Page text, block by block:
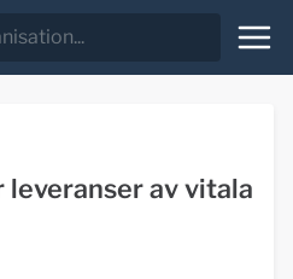
leveranser av vitala